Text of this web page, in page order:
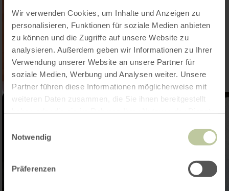
Wir verwenden Cookies, um Inhalte und Anzeigen zu
personalisieren, Funktionen für soziale Medien anbieten
zu können und die Zugriffe auf unsere Website zu
analysieren. Außerdem geben wir Informationen zu Ihrer
Verwendung unserer Website an unsere Partner für
soziale Medien, Werbung und Analysen weiter. Unsere
Partner führen diese Informationen möglicherweise mit
weiteren Daten zusammen, die Sie ihnen bereitgestellt
Notwendig
Präferenzen